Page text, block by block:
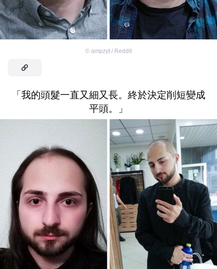
© ampzyt / Reddit
「我的頭髮一直又細又長。終於決定削短變成
平頭。」